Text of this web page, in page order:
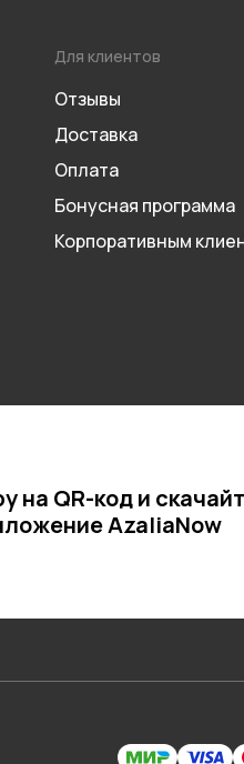
Для клиентов
Отзывы
Доставка
Оплата
Бонусная программа
Корпоративным
на QR-код и
AzaliaNow